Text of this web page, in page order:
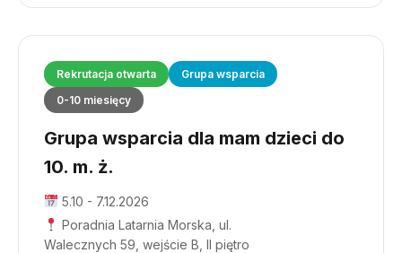
Rekrutacja otwarta
Grupa wsparcia
0-10 miesięcy
Grupa wsparcia dla mam dzieci do
10. m. ż.
5.10 - 7.12.2026
Poradnia Latarnia Morska, ul.
Walecznych 59, wejście B, II piętro